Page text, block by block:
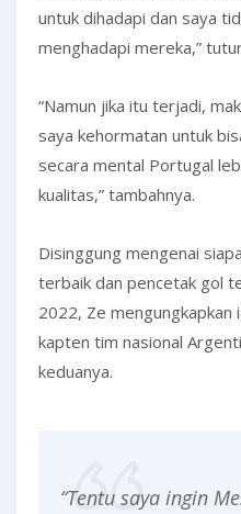
untuk dihadapi dan saya
menghadapi mereka,”
“Namun jika itu terjadi,
saya kehormatan untuk
secara mental Portugal
kualitas,” tambahnya.
Disinggung mengenai
terbaik dan pencetak gol
2022, Ze mengungkapkan
kapten tim nasional
keduanya.
“Tentu saya ingin